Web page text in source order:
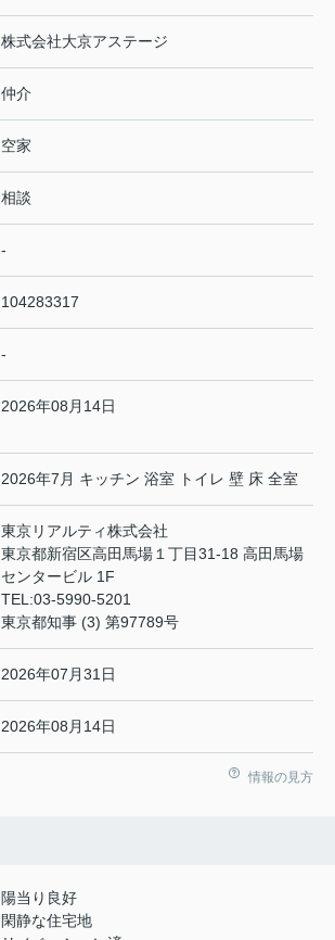
株式会社大京アステージ
仲介
空家
相談
-
104283317
-
2026年08月14日
2026年7月 キッチン 浴室 トイレ 壁 床 全室
東京リアルティ株式会社
東京都新宿区高田馬場１丁目31-18 高田馬場
センタービル 1F
TEL:03-5990-5201
東京都知事 (3) 第97789号
2026年07月31日
2026年08月14日
情報の見方
陽当り良好
閑静な住宅地